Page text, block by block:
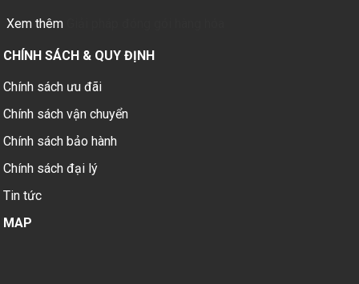
Xem thêm
CHÍNH SÁCH & QUY ĐỊNH
Chính sách ưu đãi
Chính sách vận chuyển
Chính sách bảo hành
Chính sách đại lý
Tin tức
MAP